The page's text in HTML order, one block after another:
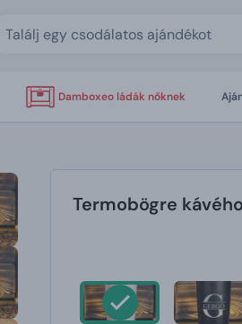
Damboxeo ládák nőknek
Termobögre